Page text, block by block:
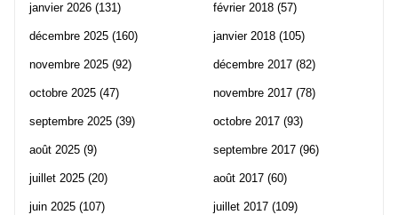
janvier 2026 (131)
décembre 2025 (160)
novembre 2025 (92)
octobre 2025 (47)
septembre 2025 (39)
août 2025 (9)
juillet 2025 (20)
juin 2025 (107)
février 2018 (57)
janvier 2018 (105)
décembre 2017 (82)
novembre 2017 (78)
octobre 2017 (93)
septembre 2017 (96)
août 2017 (60)
juillet 2017 (109)